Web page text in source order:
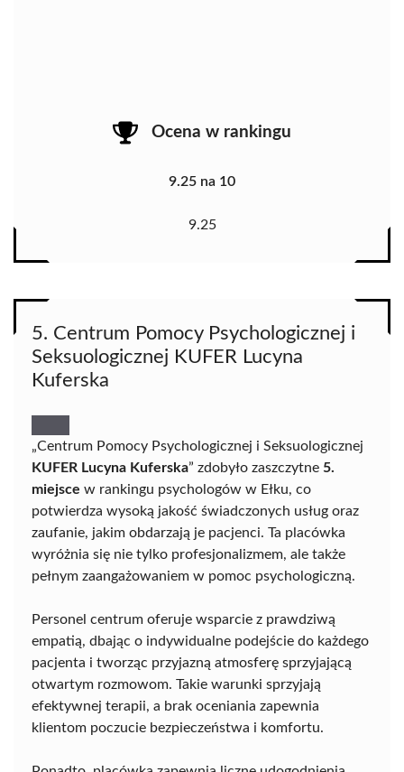
Ocena w rankingu
9.25 na 10
9.25
5. Centrum Pomocy Psychologicznej i
Seksuologicznej KUFER Lucyna
Kuferska
„Centrum Pomocy Psychologicznej i Seksuologicznej
KUFER Lucyna Kuferska” zdobyło zaszczytne 5.
miejsce w rankingu psychologów w Ełku, co
potwierdza wysoką jakość świadczonych usług oraz
zaufanie, jakim obdarzają je pacjenci. Ta placówka
wyróżnia się nie tylko profesjonalizmem, ale także
pełnym zaangażowaniem w pomoc psychologiczną.
Personel centrum oferuje wsparcie z prawdziwą
empatią, dbając o indywidualne podejście do każdego
pacjenta i tworząc przyjazną atmosferę sprzyjającą
otwartym rozmowom. Takie warunki sprzyjają
efektywnej terapii, a brak oceniania zapewnia
klientom poczucie bezpieczeństwa i komfortu.